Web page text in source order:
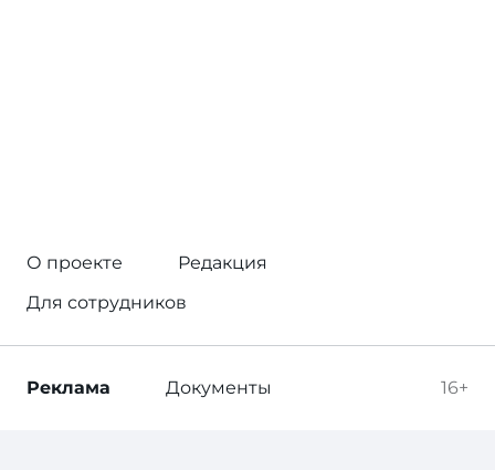
О проекте
Редакция
Для сотрудников
16+
Реклама Документы